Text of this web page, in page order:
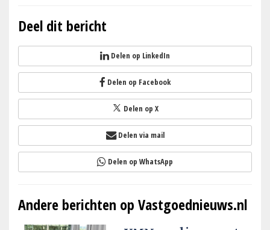
Deel dit bericht
Delen op LinkedIn
Delen op Facebook
Delen op X
Delen via mail
Delen op WhatsApp
Andere berichten op Vastgoednieuws.nl